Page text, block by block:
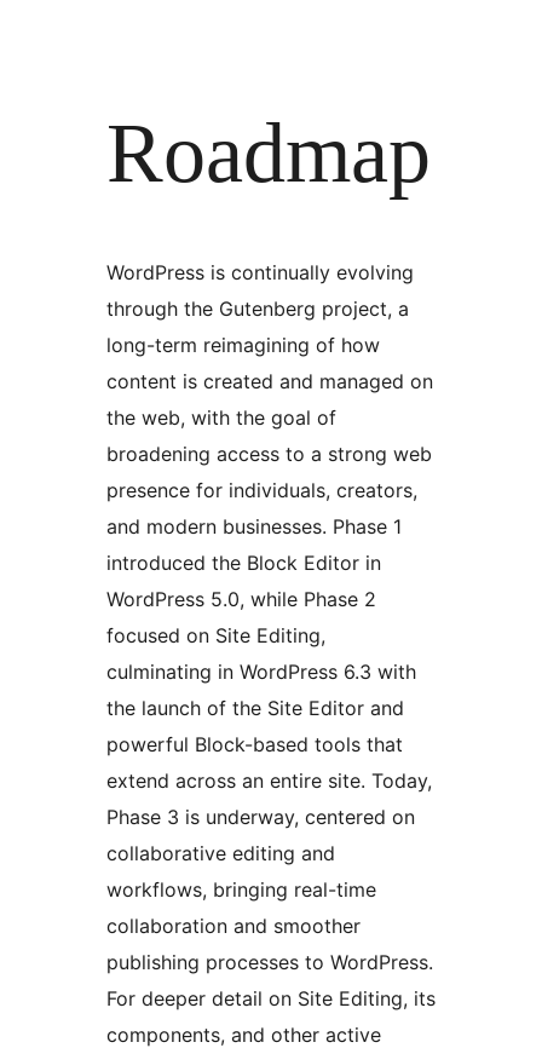
Roadmap
WordPress is continually evolving
through the Gutenberg project, a
long-term reimagining of how
content is created and managed on
the web, with the goal of
broadening access to a strong web
presence for individuals, creators,
and modern businesses. Phase 1
introduced the Block Editor in
WordPress 5.0, while Phase 2
focused on Site Editing,
culminating in WordPress 6.3 with
the launch of the Site Editor and
powerful Block-based tools that
extend across an entire site. Today,
Phase 3 is underway, centered on
collaborative editing and
workflows, bringing real-time
collaboration and smoother
publishing processes to WordPress.
For deeper detail on Site Editing, its
components, and other active